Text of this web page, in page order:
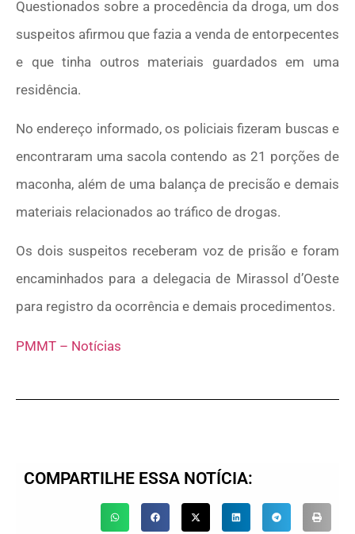
Questionados sobre a procedência da droga, um dos
suspeitos afirmou que fazia a venda de entorpecentes
e que tinha outros materiais guardados em uma
residência.
No endereço informado, os policiais fizeram buscas e
encontraram uma sacola contendo as 21 porções de
maconha, além de uma balança de precisão e demais
materiais relacionados ao tráfico de drogas.
Os dois suspeitos receberam voz de prisão e foram
encaminhados para a delegacia de Mirassol d’Oeste
para registro da ocorrência e demais procedimentos.
PMMT – Notícias
COMPARTILHE ESSA NOTÍCIA: